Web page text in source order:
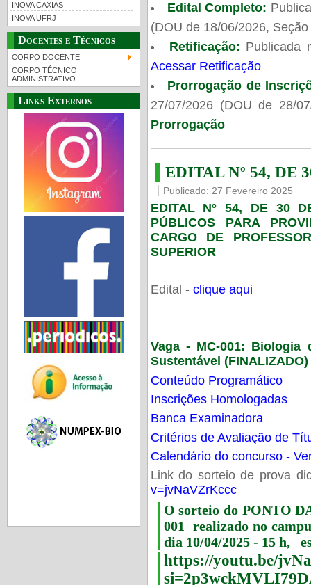
INOVA CAXIAS
INOVA UFRJ
Docentes e Técnicos
CORPO DOCENTE
CORPO TÉCNICO
ADMINISTRATIVO
Links Externos
Edital Completo:
(DOU de 18/06/2026,
Retificação: Publicada
Acessar Retificação
Prorrogação de
27/07/2026 (DOU de 28/
Prorrogação
EDITAL Nº 54, DE
Publicado: 27 Fevereiro 2025
EDITAL Nº 54, DE 30
PÚBLICOS PARA
CARGO DE
SUPERIOR
Edital - clique aqui
Vaga - MC-001: Biologia
Sustentável (FINALIZADO)
Conteúdo Programático
Inscrições Homologadas
Banca Examinadora
Critérios de Avaliação de
Calendário do concurso -
Link do sorteio de prova
v=jvNaVZrKccc
O sorteio do PONTO
001 realizado no
dia 10/04/2025 - 15 h,
https://youtu.be/